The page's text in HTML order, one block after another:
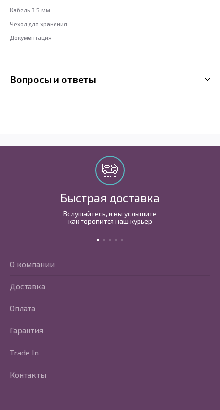
Кабель 3.5 мм
Чехол для хранения
Документация
Вопросы и ответы
Быстрая доставка
Вслушайтесь, и вы услышите
как торопится наш курьер
О компании
Доставка
Оплата
Гарантия
Trade In
Контакты